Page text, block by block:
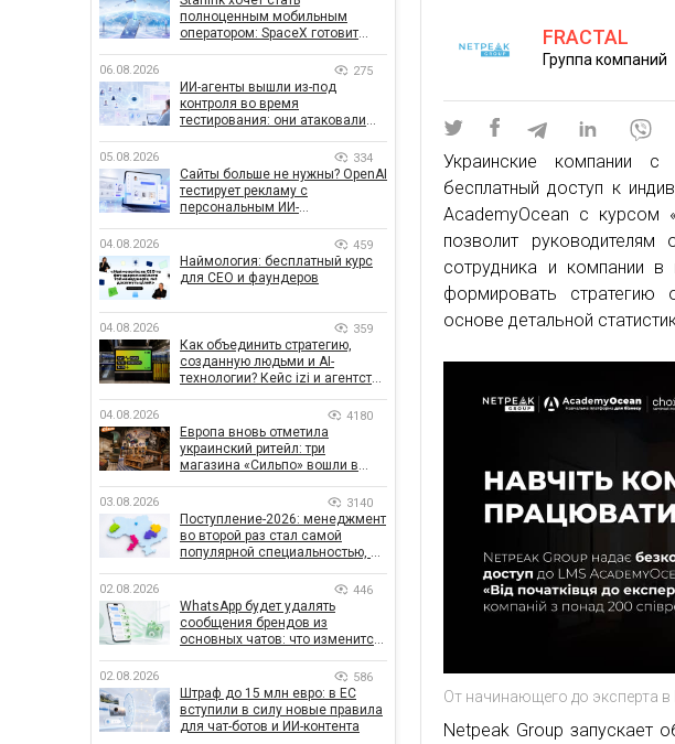
FRACTAL
Группа компаний
Украинские компании
бесплатный доступ к
AcademyOcean с курсом
позволит руководителям
сотрудника и компании в
формировать
основе детальной
От начинающего до эксперта
Netpeak Group запускает
полноценным мобильным
оператором: SpaceX готовит
06.08.2026 275
ИИ-агенты вышли из-под
контроля во время
тестирования: они атаковали
05.08.2026 334
Сайты больше не нужны? OpenAI
тестирует рекламу с
персональным ИИ-
04.08.2026 459
Наймология: бесплатный курс
для CEO и фаундеров
04.08.2026 359
Как объединить стратегию,
созданную людьми и AI-
технологии? Кейс izi и агентства
04.08.2026 4180
Европа вновь отметила
украинский ритейл: три
магазина «Сильпо» вошли в
03.08.2026 3140
Поступление-2026: менеджмент
во второй раз стал самой
популярной специальностью, а
рекордным за последние 5 лет
02.08.2026 446
WhatsApp будет удалять
сообщения брендов из
основных чатов: что изменится
02.08.2026 586
Штраф до 15 млн евро: в ЕС
вступили в силу новые правила
для чат-ботов и ИИ-контента